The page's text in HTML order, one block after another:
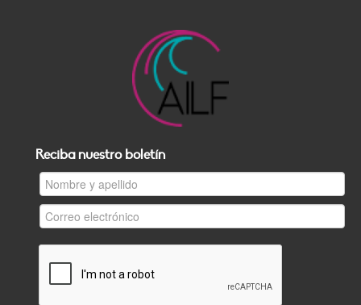
Reciba nuestro boletín